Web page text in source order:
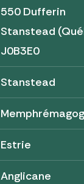
550 Dufferin
Stanstead
J0B3E0
Stanstead
Memphrémagog
Estrie
Anglicane